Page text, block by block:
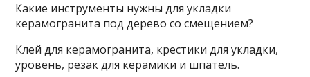
Какие инструменты нужны для укладки
керамогранита под дерево со смещением?
Клей для керамогранита, крестики для укладки,
уровень, резак для керамики и шпатель.